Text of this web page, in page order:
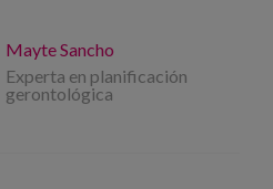
Mayte Sancho
Experta en planificación
gerontológica